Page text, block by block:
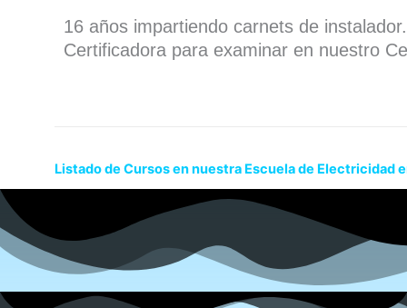
16 años impartiendo carnets de
Certificadora para examinar en nuestro
Listado de Cursos en nuestra Escuela de Electricidad